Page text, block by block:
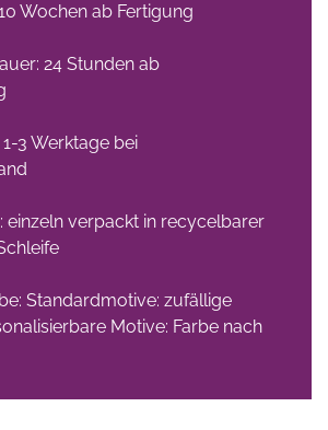
Wochen ab Fertigung
24 Stunden ab
3 Werktage bei
einzeln verpackt in recycelbarer
Standardmotive: zufällige
Motive: Farbe nach